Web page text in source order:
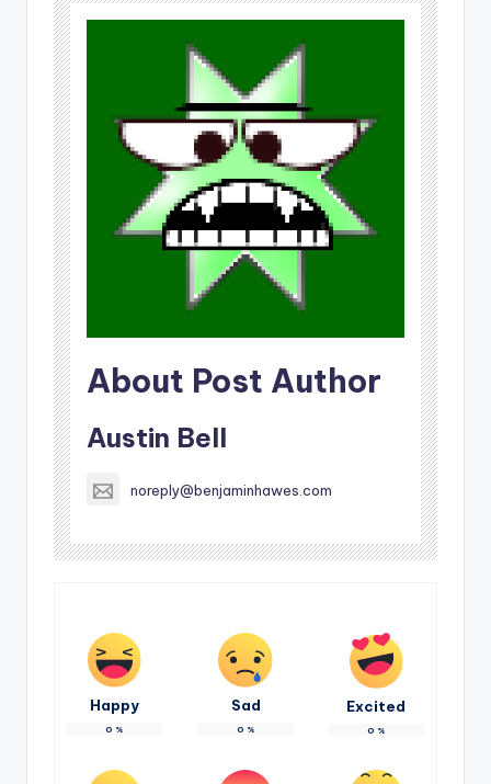
About Post Author
Austin Bell
noreply@benjaminhawes.com
Happy
0 %
Sad
0 %
Excited
0 %